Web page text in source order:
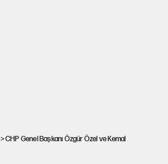
> CHP Genel Başkanı Özgür Özel ve Kemal